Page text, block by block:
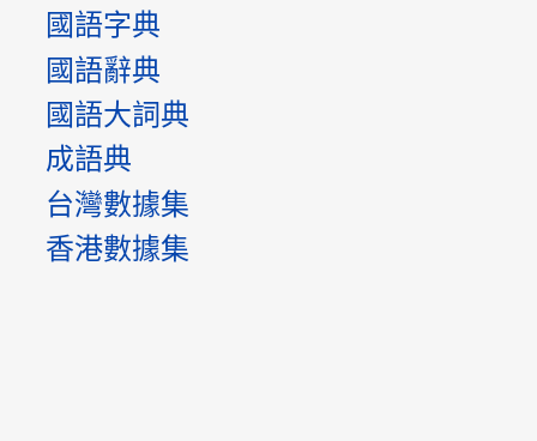
國語字典
國語辭典
國語大詞典
成語典
台灣數據集
香港數據集